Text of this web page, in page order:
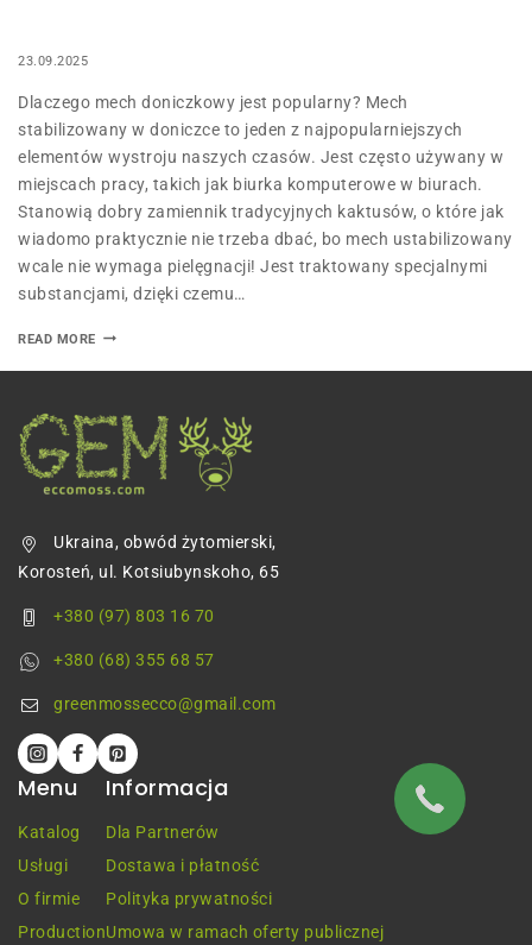
23.09.2025
Dlaczego mech doniczkowy jest popularny? Mech
stabilizowany w doniczce to jeden z najpopularniejszych
elementów wystroju naszych czasów. Jest często używany w
miejscach pracy, takich jak biurka komputerowe w biurach.
Stanowią dobry zamiennik tradycyjnych kaktusów, o które jak
wiadomo praktycznie nie trzeba dbać, bo mech ustabilizowany
wcale nie wymaga pielęgnacji! Jest traktowany specjalnymi
substancjami, dzięki czemu…
READ MORE
Ukraina, obwód żytomierski,
Korosteń, ul. Kotsiubynskoho, 65
+380 (97) 803 16 70
+380 (68) 355 68 57
greenmossecco@gmail.com
Menu
Katalog
Usługi
O firmie
Production
Informacja
Dla Partnerów
Dostawa i płatność
Polityka prywatności
Umowa w ramach oferty publicznej